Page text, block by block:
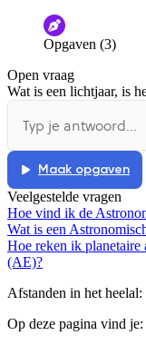
Opgaven (3)
Open vraag
Wat is een lichtjaar, is
Maak opgaven
Veelgestelde vragen
Hoe vind ik de
Wat is een
Hoe reken ik planetaire
(AE)?
Afstanden in het heelal:
Op deze pagina vind je: